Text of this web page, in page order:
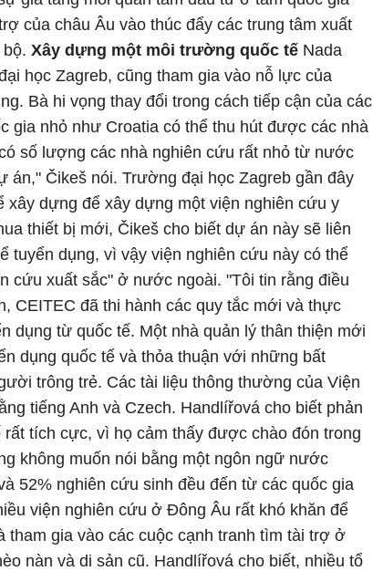
của châu Âu vào thúc đẩy các trung tâm xuất
Xây dựng một môi trường quốc tế Nada
học Zagreb, cũng tham gia vào nỗ lực của
Bà hi vọng thay đổi trong cách tiếp cận của các
gia nhỏ như Croatia có thể thu hút được các nhà
số lượng các nhà nghiên cứu rất nhỏ từ nước
án," Čikeš nói. Trường đại học Zagreb gần đây
xây dựng để xây dựng một viện nghiên cứu y
thiết bị mới, Čikeš cho biết dự án này sẽ liên
tuyển dụng, vì vậy viện nghiên cứu này có thể
cứu xuất sắc" ở nước ngoài. "Tôi tin rằng điều
CEITEC đã thi hành các quy tắc mới và thực
dụng từ quốc tế. Một nhà quản lý thân thiện mới
dụng quốc tế và thỏa thuận với những bất
trông trẻ. Các tài liệu thông thường của Viện
tiếng Anh và Czech. Handlířová cho biết phản
tích cực, vì họ cảm thấy được chào đón trong
không muốn nói bằng một ngôn ngữ nước
52% nghiên cứu sinh đều đến từ các quốc gia
viện nghiên cứu ở Đông Âu rất khó khăn để
gia vào các cuộc cạnh tranh tìm tài trợ ở
nàn và di sản cũ. Handlířová cho biết, nhiều tổ